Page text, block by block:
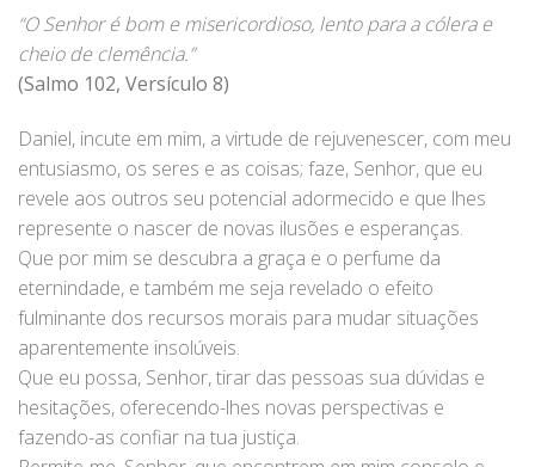
“O Senhor é bom e misericordioso, lento para a cólera e
cheio de clemência.”
(Salmo 102, Versículo 8)
Daniel, incute em mim, a virtude de rejuvenescer, com meu
entusiasmo, os seres e as coisas; faze, Senhor, que eu
revele aos outros seu potencial adormecido e que lhes
represente o nascer de novas ilusões e esperanças.
Que por mim se descubra a graça e o perfume da
eternindade, e também me seja revelado o efeito
fulminante dos recursos morais para mudar situações
aparentemente insolúveis.
Que eu possa, Senhor, tirar das pessoas sua dúvidas e
hesitações, oferecendo-lhes novas perspectivas e
fazendo-as confiar na tua justiça.